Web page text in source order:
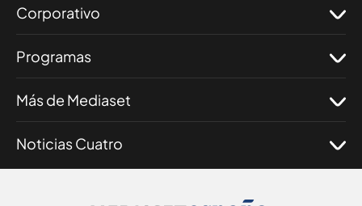
Corporativo
Programas
Más de Mediaset
Noticias Cuatro